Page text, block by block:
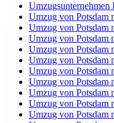
Umzugsunternehmen
Umzug von Potsdam
Umzug von Potsdam
Umzug von Potsdam
Umzug von Potsdam
Umzug von Potsdam
Umzug von Potsdam
Umzug von Potsdam
Umzug von Potsdam
Umzug von Potsdam
Umzug von Potsdam